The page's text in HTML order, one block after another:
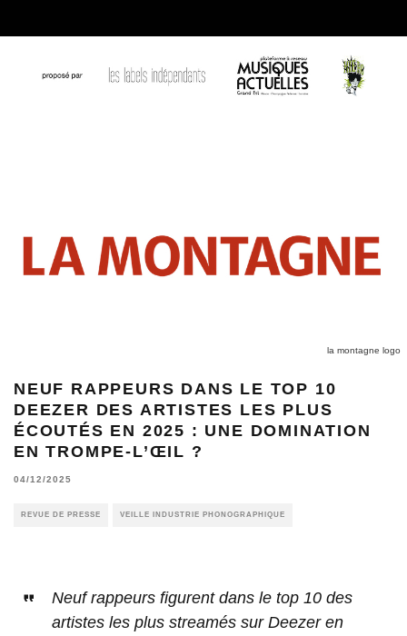
la montagne logo
NEUF RAPPEURS DANS LE TOP 10
DEEZER DES ARTISTES LES PLUS
ÉCOUTÉS EN 2025 : UNE DOMINATION
EN TROMPE-L’ŒIL ?
04/12/2025
REVUE DE PRESSE VEILLE INDUSTRIE PHONOGRAPHIQUE
Neuf rappeurs figurent dans le top 10 des
artistes les plus streamés sur Deezer en